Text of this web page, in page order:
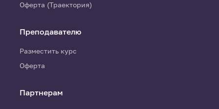
Оферта (Траектория)
Преподавателю
Разместить курс
Оферта
Партнерам